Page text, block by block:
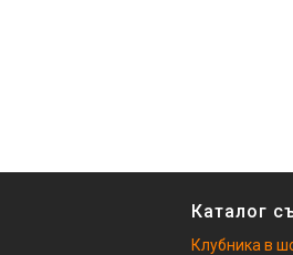
Каталог
Клубника в